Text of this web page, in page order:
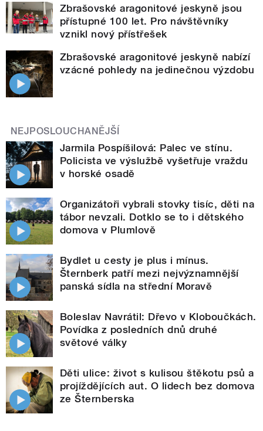
Zbrašovské aragonitové jeskyně jsou
přístupné 100 let. Pro návštěvníky
vznikl nový přístřešek
Zbrašovské aragonitové jeskyně nabízí
vzácné pohledy na jedinečnou výzdobu
NEJPOSLOUCHANĚJŠÍ
Jarmila Pospíšilová: Palec ve stínu.
Policista ve výslužbě vyšetřuje vraždu
v horské osadě
Organizátoři vybrali stovky tisíc, děti na
tábor nevzali. Dotklo se to i dětského
domova v Plumlově
Bydlet u cesty je plus i mínus.
Šternberk patří mezi nejvýznamnější
panská sídla na střední Moravě
Boleslav Navrátil: Dřevo v Kloboučkách.
Povídka z posledních dnů druhé
světové války
Děti ulice: život s kulisou štěkotu psů a
projíždějících aut. O lidech bez domova
ze Šternberska